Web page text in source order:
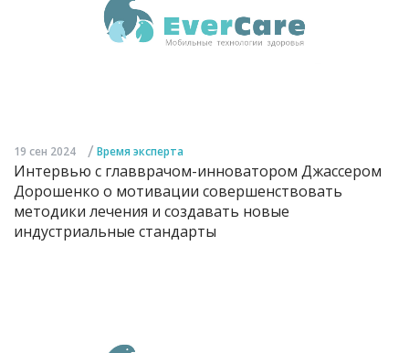
19 сен 2024 / Время эксперта
Интервью с главврачом-инноватором Джассером
Дорошенко о мотивации совершенствовать
методики лечения и создавать новые
индустриальные стандарты